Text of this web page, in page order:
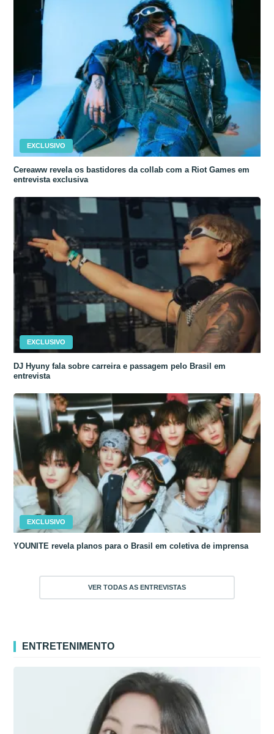
EXCLUSIVO
Cereaww revela os bastidores da collab com a Riot Games em
entrevista exclusiva
EXCLUSIVO
DJ Hyuny fala sobre carreira e passagem pelo Brasil em
entrevista
EXCLUSIVO
YOUNITE revela planos para o Brasil em coletiva de imprensa
VER TODAS AS ENTREVISTAS
ENTRETENIMENTO